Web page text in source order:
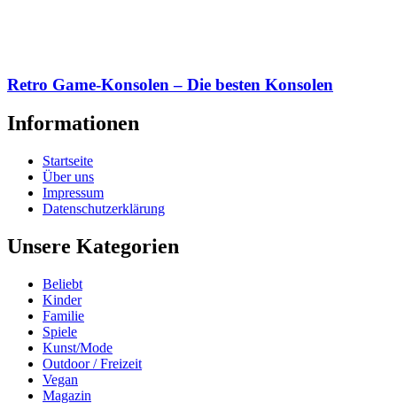
Retro Game-Konsolen – Die besten Konsolen
Informationen
Startseite
Über uns
Impressum
Datenschutzerklärung
Unsere Kategorien
Beliebt
Kinder
Familie
Spiele
Kunst/Mode
Outdoor / Freizeit
Vegan
Magazin